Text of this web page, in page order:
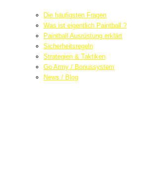
Die häufigsten Fragen
Was ist eigentlich Paintball ?
Paintball Ausrüstung erklärt
Sicherheitsregeln
Strategien & Taktiken
Go Army / Bonussystem
News / Blog